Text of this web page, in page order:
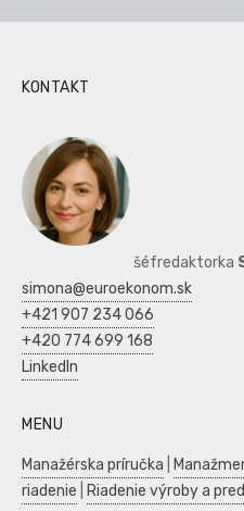
KONTAKT
šéfredaktorka
simona@euroekonom.sk
+421 907 234 066
+420 774 699 168
LinkedIn
MENU
Manažérska príručka
riadenie
Riadenie výroby a